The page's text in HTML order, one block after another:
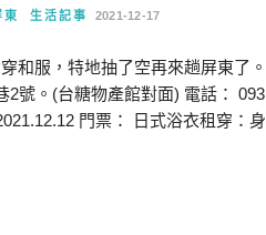
東 生活記事 2021-12-17
和服，特地抽了空再來趟屏東了。
號。(台糖物產館對面) 電話： 093
門票： 日式浴衣租穿：身